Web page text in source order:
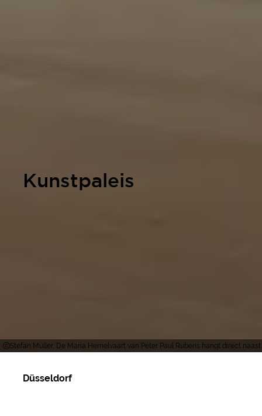
Stefan Müller, De Maria Hemelvaart van Peter Paul Rubens hangt direct
Kunstpaleis
Düsseldorf